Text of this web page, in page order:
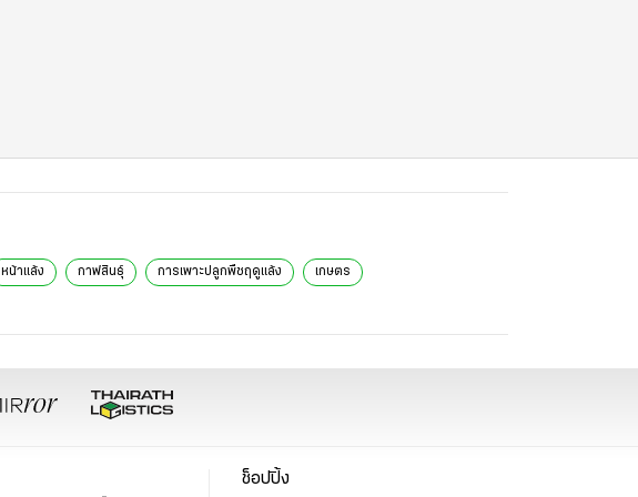
หน้าแล้ง กาฟสินธุ์ การเพาะปลูกพืชฤดูแล้ง เกษตร
ช็อปปิ้ง